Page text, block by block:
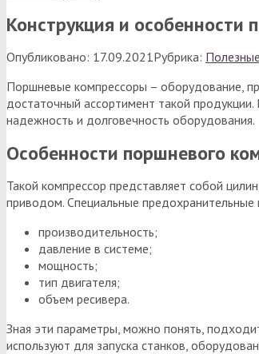
Конструкция и особенности
Опубликовано: 17.09.2021Рубрика:
Поршневые компрессоры – оборудование,
достаточный ассортимент такой
надежность и долговечность оборудования.
Особенности поршневого
Такой компрессор представляет собой
приводом. Специальные
производительность;
давление в системе;
мощность;
тип двигателя;
объем ресивера.
Зная эти параметры, можно понять,
используют для запуска станков,